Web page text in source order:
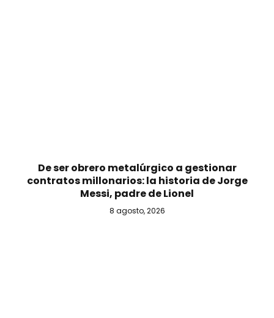
De ser obrero metalúrgico a gestionar
contratos millonarios: la historia de Jorge
Messi, padre de Lionel
8 agosto, 2026